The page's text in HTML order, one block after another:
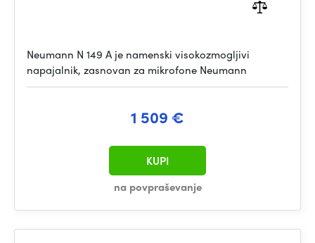
Neumann N 149 A je namenski visokozmogljivi
napajalnik, zasnovan za mikrofone Neumann
1 509 €
na povpraševanje
KUPI